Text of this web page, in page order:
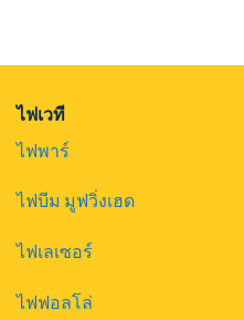
ไฟเวที
ไฟพาร์
ไฟบีม มูฟวิ่งเฮด
ไฟเลเซอร์
ไฟฟอลโล่